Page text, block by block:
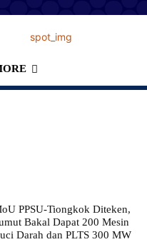
PPSU-Tiongkok Diteken,
Bakal Dapat 200 Mesin
Darah dan PLTS 300 MW